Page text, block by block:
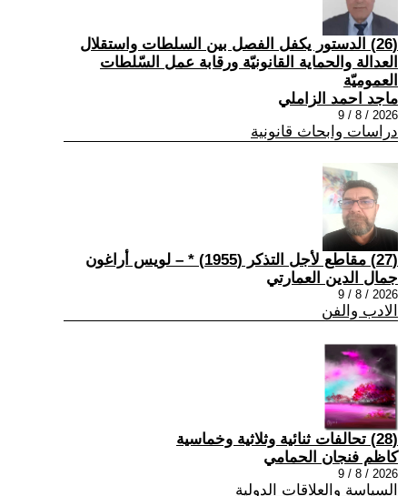
(26) الدستور يكفل الفصل بين السلطات واستقلال
العدالة والحماية القانونيّة ورقابة عمل السّلطات
العموميّة
ماجد احمد الزاملي
2026 / 8 / 9
دراسات وابحاث قانونية
(27) مقاطع لأجل التذكر (1955) * – لويس أراغون
جمال الدين العمارتي
2026 / 8 / 9
الادب والفن
(28) تحالفات ثنائية وثلاثية وخماسية
كاظم فنجان الحمامي
2026 / 8 / 9
السياسة والعلاقات الدولية